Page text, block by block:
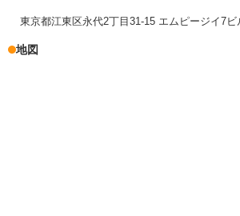
東京都江東区永代2丁目31-15 エムピージイ7ビ
地図